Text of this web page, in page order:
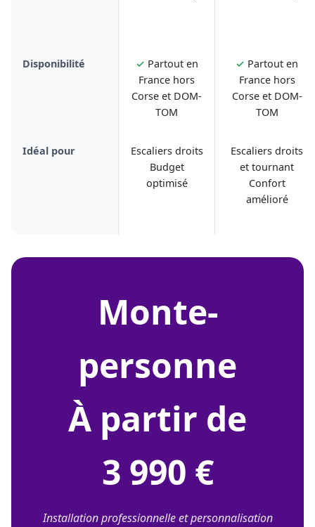
Disponibilité ✓ Partout en
France hors
Corse et DOM-
TOM
✓ Partout en
France hors
Corse et DOM-
TOM
Idéal pour
Escaliers droits
Budget
optimisé
Escaliers droits
et tournant
Confort
amélioré
monte-
personne
À partir de
3 990 €
Installation professionnelle et personnalisation